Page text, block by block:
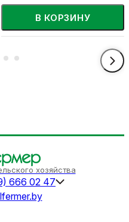
В КОРЗИНУ
хозяйства
666 02 47